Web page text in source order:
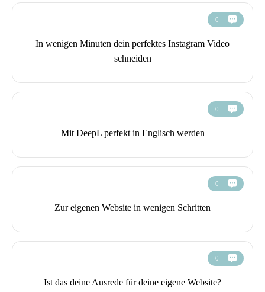
0
In wenigen Minuten dein perfektes Instagram Video
schneiden
0
Mit DeepL perfekt in Englisch werden
0
Zur eigenen Website in wenigen Schritten
0
Ist das deine Ausrede für deine eigene Website?